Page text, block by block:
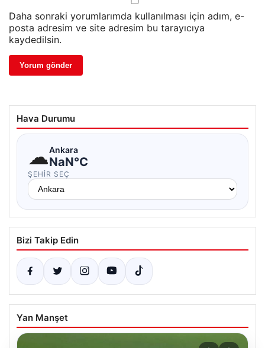
Daha sonraki yorumlarımda kullanılması için adım, e-
posta adresim ve site adresim bu tarayıcıya
kaydedilsin.
Hava Durumu
☁Ankara
NaN°C
ŞEHIR SEÇ
Bizi Takip Edin
Yan Manşet